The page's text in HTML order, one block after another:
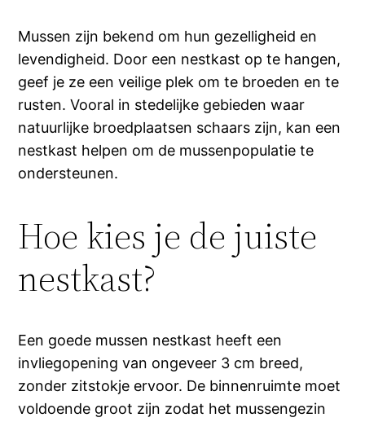
Mussen zijn bekend om hun gezelligheid en
levendigheid. Door een nestkast op te hangen,
geef je ze een veilige plek om te broeden en te
rusten. Vooral in stedelijke gebieden waar
natuurlijke broedplaatsen schaars zijn, kan een
nestkast helpen om de mussenpopulatie te
ondersteunen.
Hoe kies je de juiste
nestkast?
Een goede mussen nestkast heeft een
invliegopening van ongeveer 3 cm breed,
zonder zitstokje ervoor. De binnenruimte moet
voldoende groot zijn zodat het mussengezin